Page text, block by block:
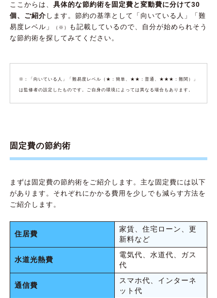
ここからは、 具体的な節約術を固定費と変動費に分けて30
個、ご紹介 します。節約の基準として「向いている人」「難
易度レベル」
（※）
も記載しているので、自分が始められそう
な節約術を探してみてください。
※：「向いている人」「難易度レベル（★：簡単、★★：普通、★★★：難関）」
は監修者の設定したものです。ご自身の環境によっては異なる場合もあります。
固定費の節約術
まずは固定費の節約術をご紹介します。主な固定費には以下
があります。それぞれにかかる費用を少しでも減らす方法を
ご紹介します。
住居費
家賃、住宅ローン、更
新料など
水道光熱費
電気代、水道代、ガス
代
通信費
スマホ代、インターネ
ット代